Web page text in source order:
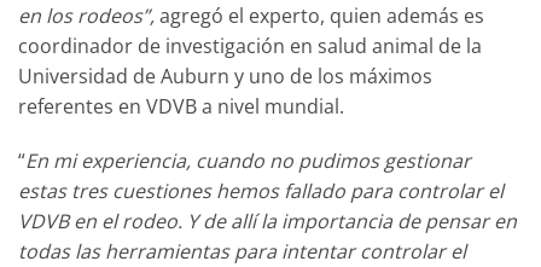
en los rodeos”,agregó el experto, quien además es
coordinador de investigación en salud animal de la
Universidad de Auburn y uno de los máximos
referentes en VDVB a nivel mundial.
“En mi experiencia, cuando no pudimos gestionar
estas tres cuestiones hemos fallado para controlar el
VDVB en el rodeo. Y de allí la importancia de pensar en
todas las herramientas para intentar controlar el